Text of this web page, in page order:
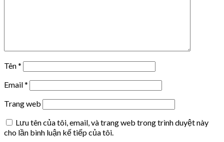
Tên*
Email*
Trang web
Lưu tên của tôi, email, và trang web trong trình duyệt này
cho lần bình luận kế tiếp của tôi.